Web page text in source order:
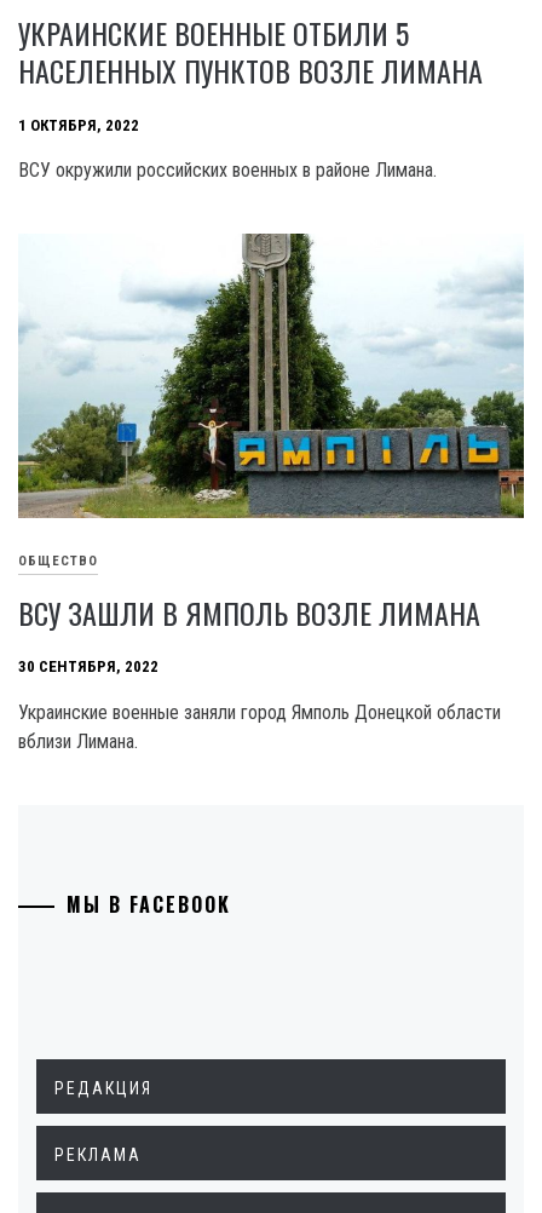
УКРАИНСКИЕ ВОЕННЫЕ ОТБИЛИ 5
НАСЕЛЕННЫХ ПУНКТОВ ВОЗЛЕ ЛИМАНА
1 ОКТЯБРЯ, 2022
ВСУ окружили российских военных в районе Лимана.
ОБЩЕСТВО
ВСУ ЗАШЛИ В ЯМПОЛЬ ВОЗЛЕ ЛИМАНА
30 СЕНТЯБРЯ, 2022
Украинские военные заняли город Ямполь Донецкой области
вблизи Лимана.
МЫ В FACEBOOK
РЕДАКЦИЯ
РЕКЛАМА